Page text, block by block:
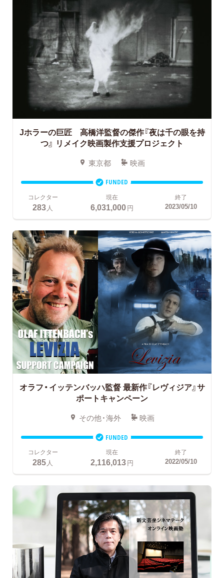
Jホラーの巨匠 高橋洋監督の傑作『夜は千の眼を持
つ』 リメイク映画製作支援プロジェクト
東京都 映画
FUNDED
コレクター
283 人
現在
6,031,000円
終了
2023/05/10
オラフ・イッテンバッハ監督最新作『レヴィジア』サ
ポートキャンペーン
その他・海外 映画
FUNDED
コレクター
285人
現在
2,116,013円
終了
2022/05/10